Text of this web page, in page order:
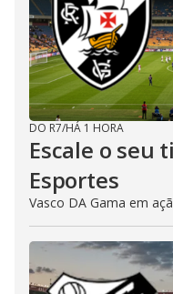
DO R7/HÁ 1 HORA
Escale o seu
Esportes
Vasco DA Gama em